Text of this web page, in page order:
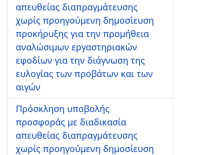
απευθείας διαπραγμάτευσης
χωρίς προηγούμενη δημοσίευση
προκήρυξης για την προμήθεια
αναλώσιμων εργαστηριακών
εφοδίων για την διάγνωση της
ευλογίας των προβάτων και των
αιγών
Πρόσκληση υποβολής
προσφοράς με διαδικασία
απευθείας διαπραγμάτευσης
χωρίς προηγούμενη δημοσίευση